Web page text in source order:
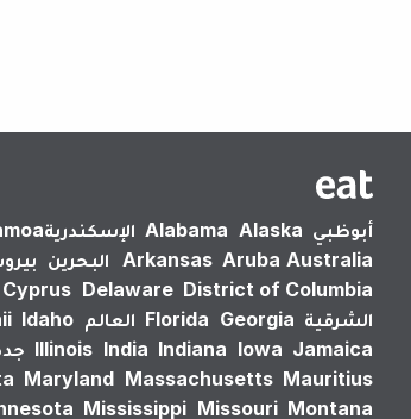
أبوظبي Alabama Alaska الإسكندرية‎
Arkansas Aruba Australia البحرين
Cyprus Delaware District of Columbia
الشرقية
Florida Georgia العالم Idaho
Illinois India Indiana Iowa Jamaica
Maryland Massachusetts Mauritius
Mississippi Missouri Montana